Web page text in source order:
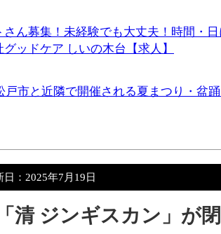
さん募集！未経験でも大丈夫！時間・
ッドケア しいの木台【求人】
戸市と近隣で開催される夏まつり・盆
： 2025年7月19日
清 ジンギスカン」が